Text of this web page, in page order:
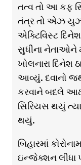
તત્વ તો આ કફ
તંત્ર તો એઝ
એક્ટિવિસ્ટ
સુધીના નેતાઓને
ખોલનારા
આવ્યું. દવાનો
કરવાને બદલે
સિરિયસ થયું
થયું.
બિહારમાં
ઇન્જેક્શન લીધા